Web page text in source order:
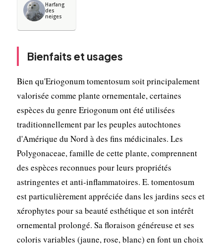
Harfang
des
neiges
Bienfaits et usages
Bien qu'Eriogonum tomentosum soit principalement
valorisée comme plante ornementale, certaines
espèces du genre Eriogonum ont été utilisées
traditionnellement par les peuples autochtones
d'Amérique du Nord à des fins médicinales. Les
Polygonaceae, famille de cette plante, comprennent
des espèces reconnues pour leurs propriétés
astringentes et anti-inflammatoires. E. tomentosum
est particulièrement appréciée dans les jardins secs et
xérophytes pour sa beauté esthétique et son intérêt
ornemental prolongé. Sa floraison généreuse et ses
coloris variables (jaune, rose, blanc) en font un choix